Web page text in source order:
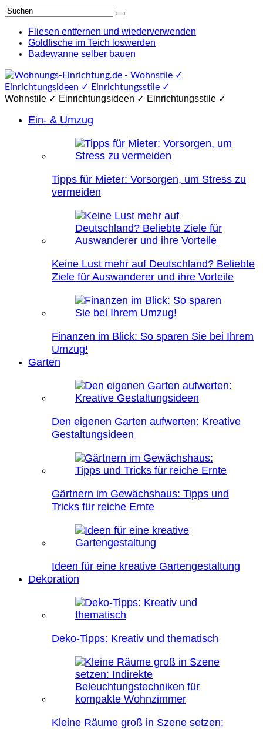
Fliesen entfernen und wiederverwenden
Goldfische im Teich loswerden
Badewanne selber bauen
Wohnstile ✓ Einrichtungsideen ✓ Einrichtungsstile ✓
Ein- & Umzug
Tipps für Mieter: Vorsorgen, um Stress zu
vermeiden
Keine Lust mehr auf Deutschland? Beliebte
Ziele für Auswanderer und ihre Vorteile
Finanzen im Blick: So sparen Sie bei Ihrem
Umzug!
Garten
Den eigenen Garten aufwerten: Kreative
Gestaltungsideen
Gärtnern im Gewächshaus: Tipps und
Tricks für reiche Ernte
Ideen für eine kreative Gartengestaltung
Dekoration
Deko-Tipps: Kreativ und thematisch
Kleine Räume groß in Szene setzen: